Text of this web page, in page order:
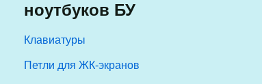
ноутбуков БУ
Клавиатуры
Петли для ЖК-экранов